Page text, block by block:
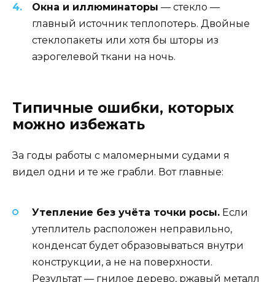
Окна и иллюминаторы — стекло —
главный источник теплопотерь. Двойные
стеклопакеты или хотя бы шторы из
аэрогелевой ткани на ночь.
Типичные ошибки, которых
можно избежать
За годы работы с маломерными судами я
видел одни и те же грабли. Вот главные:
Утепление без учёта точки росы. Если
утеплитель расположен неправильно,
конденсат будет образовываться внутри
конструкции, а не на поверхности.
Результат — гнилое дерево, ржавый металл